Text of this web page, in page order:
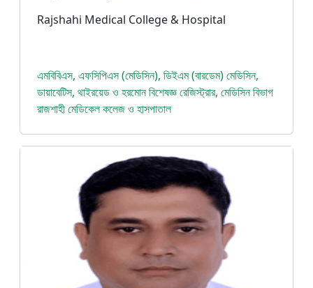
Rajshahi Medical College & Hospital
এমবিবিএস, এফসিপিএস (মেডিসিন), ডিইএম (বারডেম) মেডিসিন,
ডায়াবেটিস, থাইরয়েড ও হরমোন বিশেষজ্ঞ রেজিস্ট্রার, মেডিসিন বিভাগ
রাজশাহী মেডিকেল কলেজ ও হাসপাতাল